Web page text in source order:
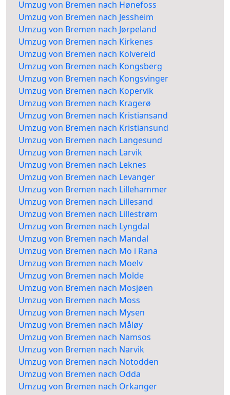
Umzug von Bremen nach Hønefoss
Umzug von Bremen nach Jessheim
Umzug von Bremen nach Jørpeland
Umzug von Bremen nach Kirkenes
Umzug von Bremen nach Kolvereid
Umzug von Bremen nach Kongsberg
Umzug von Bremen nach Kongsvinger
Umzug von Bremen nach Kopervik
Umzug von Bremen nach Kragerø
Umzug von Bremen nach Kristiansand
Umzug von Bremen nach Kristiansund
Umzug von Bremen nach Langesund
Umzug von Bremen nach Larvik
Umzug von Bremen nach Leknes
Umzug von Bremen nach Levanger
Umzug von Bremen nach Lillehammer
Umzug von Bremen nach Lillesand
Umzug von Bremen nach Lillestrøm
Umzug von Bremen nach Lyngdal
Umzug von Bremen nach Mandal
Umzug von Bremen nach Mo i Rana
Umzug von Bremen nach Moelv
Umzug von Bremen nach Molde
Umzug von Bremen nach Mosjøen
Umzug von Bremen nach Moss
Umzug von Bremen nach Mysen
Umzug von Bremen nach Måløy
Umzug von Bremen nach Namsos
Umzug von Bremen nach Narvik
Umzug von Bremen nach Notodden
Umzug von Bremen nach Odda
Umzug von Bremen nach Orkanger